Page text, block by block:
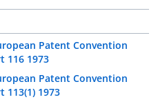
Patent Convention
116 1973
Patent Convention
113(1) 1973